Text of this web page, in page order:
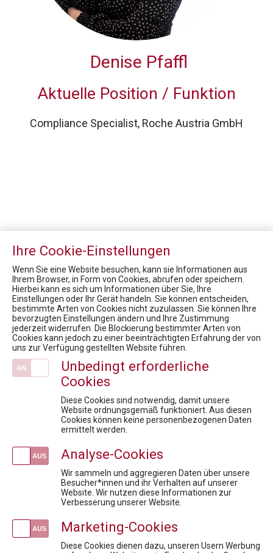
Denise Pfaffl
Aktuelle Position / Funktion
Compliance Specialist, Roche Austria GmbH
Pharmig Academy
Team
Kontakt / Anfahrt
Fachexpert:innen
Fördermöglichkeiten für Privatpersonen
Newsroom
News
7. Virtueller Rare Diseases Dialog
Interview Dr. Andreas Anchrainer zum Thema Serialisierung
Veranstaltungen
Parallelhandel mit Arzneimitteln in Österreich und in der EU
Ihre Cookie-Einstellungen
Wenn Sie eine Website besuchen, kann sie Informationen aus
Ihrem Browser, in Form von Cookies, abrufen oder speichern.
Hierbei kann es sich um Informationen über Sie, Ihre
Einstellungen oder Ihr Gerät handeln. Sie können entscheiden,
bestimmte Arten von Cookies nicht zuzulassen. Sie können Ihre
bevorzugten Einstellungen ändern und Ihre Zustimmung
jederzeit widerrufen. Die Blockierung bestimmter Arten von
Cookies kann jedoch zu einer beeinträchtigten Erfahrung der von
uns zur Verfügung gestellten Website führen.
Unbedingt erforderliche
Cookies
Diese Cookies sind notwendig, damit unsere
Website ordnungsgemäß funktioniert. Aus diesen
Cookies können keine personenbezogenen Daten
ermittelt werden.
Analyse-Cookies
Wir sammeln und aggregieren Daten über unsere
Besucher*innen und ihr Verhalten auf unserer
Website. Wir nutzen diese Informationen zur
Verbesserung unserer Website.
Marketing-Cookies
Diese Cookies dienen dazu, unseren Usern Werbung